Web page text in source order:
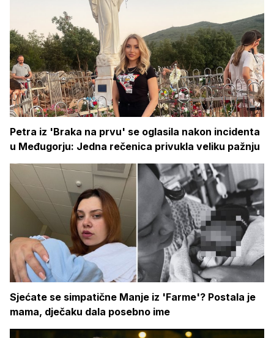
Petra iz 'Braka na prvu' se oglasila nakon incidenta
u Međugorju: Jedna rečenica privukla veliku pažnju
Sjećate se simpatične Manje iz 'Farme'? Postala je
mama, dječaku dala posebno ime